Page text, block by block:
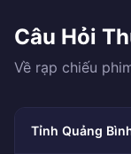
Câu Hỏi
Về rạp chiếu
Tỉnh Quảng